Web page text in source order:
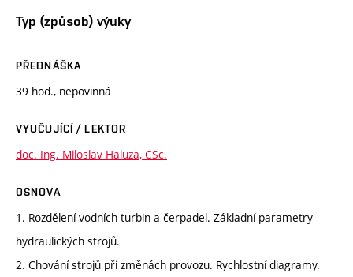
Typ (způsob) výuky
PŘEDNÁŠKA
39 hod., nepovinná
VYUČUJÍCÍ / LEKTOR
doc. Ing. Miloslav Haluza, CSc.
OSNOVA
1. Rozdělení vodních turbin a čerpadel. Základní parametry
hydraulických strojů.
2. Chování strojů při změnách provozu. Rychlostní diagramy.